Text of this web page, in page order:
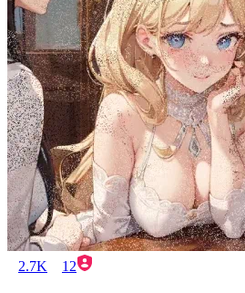
2.7K 12